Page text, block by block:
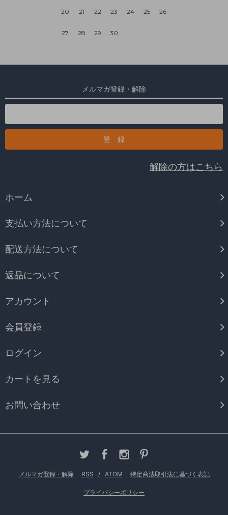
20 21 22 23 24 25 26
27 28 29 30
メルマガ登録・解除
解除の方はこちら
ホーム
支払い方法について
配送方法について
返品について
アカウント
会員登録
ログイン
カートを見る
お問い合わせ
メルマガ登録・解除 RSS / ATOM 特定商法取引法に基づく表記
プライバシーポリシー